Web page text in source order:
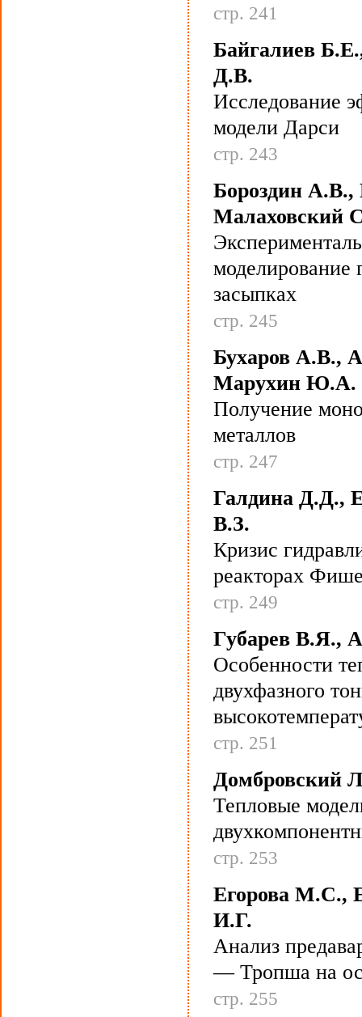
стр. 241
Байгалиев
Д.В.
Исследование
модели Дарси
стр. 243
Бороздин
Малаховский
моделирование
засыпках
стр. 245
Бухаров А.В.,
Марухин Ю.А.
Получение
металлов
стр. 247
Галдина Д.Д.,
В.З.
Кризис
реакторах
стр. 249
Губарев В.Я.,
Особенности
двухфазного
стр. 251
Домбровский
Тепловые
стр. 253
Егорова М.С.,
И.Г.
Анализ
— Тропша на
стр. 255